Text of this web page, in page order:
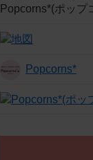
Popcorns*(ポップ
Popcorns*